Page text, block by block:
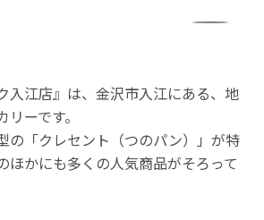
入江店』は、金沢市入江にある、地
ーです。
の「クレセント（つのパン）」が特
ほかにも多くの人気商品がそろって